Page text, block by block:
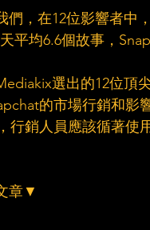
們，在12位影響者中
平均6.6個故事，
選出的12位頂
的市場行銷和影
行銷人員應該循著使
章▼